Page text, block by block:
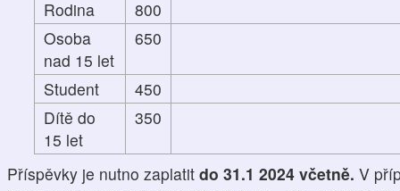
Rodina
800
Osoba
nad 15 let
650
Student
450
Dítě do
15 let
350
Příspěvky je nutno zaplatit do 31.1 2024 včetně. V